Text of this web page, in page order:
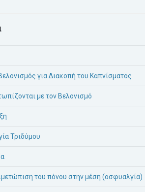
για Διακοπή του Καπνίσματος
με τον Βελονισμό
Τριδύμου
του πόνου στην μέση (οσφυαλγία)